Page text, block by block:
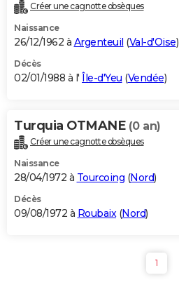
Créer une cagnotte obsèques
Naissance
26/12/1962 à Argenteuil (Val-d'Oise)
Décès
02/01/1988 à l' Île-d'Yeu (Vendée)
Turquia OTMANE (0 an)
Créer une cagnotte obsèques
Naissance
28/04/1972 à Tourcoing (Nord)
Décès
09/08/1972 à Roubaix (Nord)
1